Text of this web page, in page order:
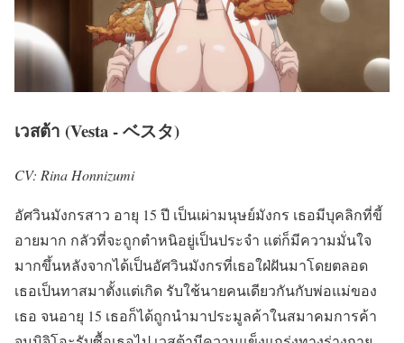
เวสต้า (Vesta - ベスタ)
CV: Rina Honnizumi
อัศวินมังกรสาว อายุ 15 ปี เป็นเผ่ามนุษย์มังกร เธอมีบุคลิกที่ขี้
อายมาก กลัวที่จะถูกตำหนิอยู่เป็นประจำ แต่ก็มีความมั่นใจ
มากขึ้นหลังจากได้เป็นอัศวินมังกรที่เธอใฝ่ฝันมาโดยตลอด
เธอเป็นทาสมาตั้งแต่เกิด รับใช้นายคนเดียวกันกับพ่อแม่ของ
เธอ จนอายุ 15 เธอก็ได้ถูกนำมาประมูลค้าในสมาคมการค้า